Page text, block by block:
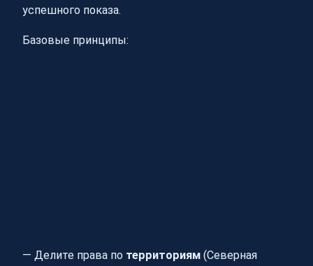
успешного показа.
Базовые принципы:
— Делите права по территориям (Северная